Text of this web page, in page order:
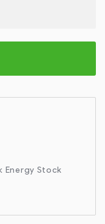
Energy Stock